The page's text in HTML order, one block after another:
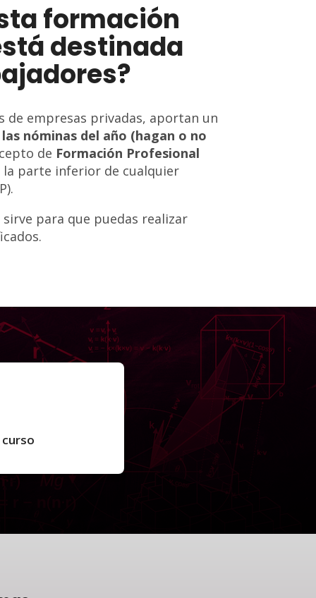
formación
destinada
de empresas privadas, aportan un
nóminas del año (hagan o no
de Formación Profesional
parte inferior de cualquier
para que puedas realizar